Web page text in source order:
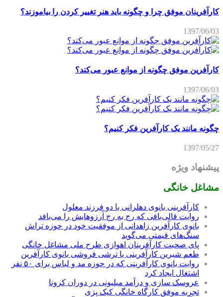
کارآفرینان موفق چرا و چگونه باید هنر تغییر کردن را بیاموزند؟
1397/06/03
کارآفرین موفق چگونه از موانع عبور می‌کند؟
1397/06/03
چگونه مانند یک کارآفرین فکر کنیم؟
1397/05/27
پیشنهاد ویژه
مشاغل خانگی
کارآفرینی بانوی دهلرانی با دو فرزند معلول
روایت قالی‌بافی که رج به رج آرزوهایش را می‌بافد
بانوی کارآفرین زاهدانی از موفقیت خود در حوزه تراش
سنگ‌های قیمتی می‌گوید
پای صحبت کارآفرینان اهوازی طرح ملی مشاغل خانگی
طعم شیرین کارآفرینی با ترشی فروشی بانوی کارآفرین
روایت بانوی کارآفرینی که در حوزه مد و لباس برای ۵۰ نفر
اشتغال ایجاد کرد
عروسک سازی و درآمد میلیونی در دوران کرونا
تجربه موفق کارگاه خانگی کیک پزی